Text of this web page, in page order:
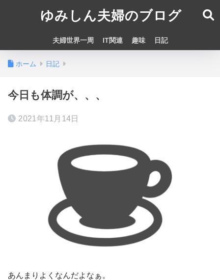
ゆみしん夫婦のブログ
夫婦世界一周 IT関連 趣味 日記
ホーム 日記
今日も体調が、、、
2021年11月14日
あんまりよくなんだよなぁ。